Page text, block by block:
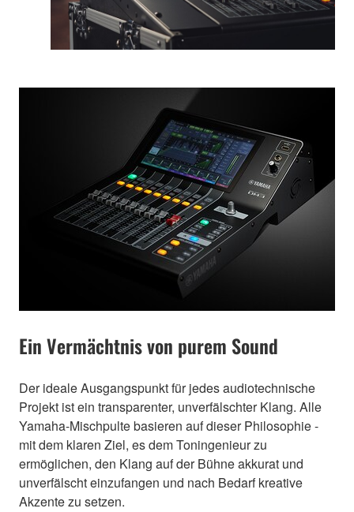
Ein Vermächtnis von purem Sound
Der ideale Ausgangspunkt für jedes audiotechnische
Projekt ist ein transparenter, unverfälschter Klang. Alle
Yamaha-Mischpulte basieren auf dieser Philosophie -
mit dem klaren Ziel, es dem Toningenieur zu
ermöglichen, den Klang auf der Bühne akkurat und
unverfälscht einzufangen und nach Bedarf kreative
Akzente zu setzen.